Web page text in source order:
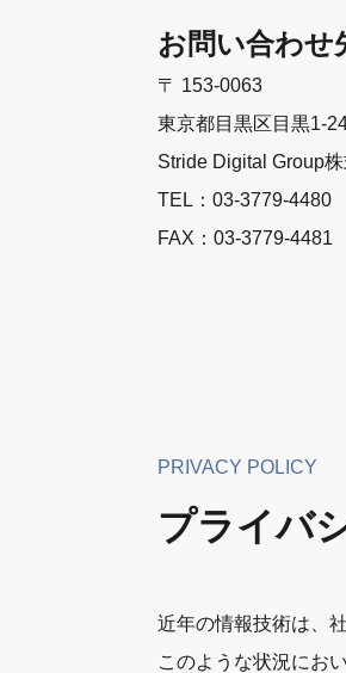
お問い合わせ
〒 153-0063
東京都目黒区目黒1-
Stride Digital Group
TEL：03-3779-4480
FAX：03-3779-4481
PRIVACY POLICY
プライバ
近年の情報技術は、
このような状況にお